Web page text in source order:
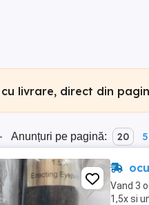
cu livrare, direct din
Anunțuri pe pagină: 20
Vand 3
1,5x si